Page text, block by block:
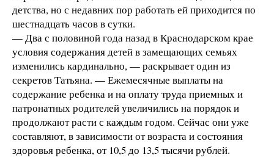
детства, но с недавних пор работать ей приходится по
шестнадцать часов в сутки.
— Два с половиной года назад в Краснодарском крае
условия содержания детей в замещающих семьях
изменились кардинально, — раскрывает один из
секретов Татьяна. — Ежемесячные выплаты на
содержание ребенка и на оплату труда приемных и
патронатных родителей увеличились на порядок и
продолжают расти с каждым годом. Сейчас они уже
составляют, в зависимости от возраста и состояния
здоровья ребенка, от 10,5 до 13,5 тысячи рублей.